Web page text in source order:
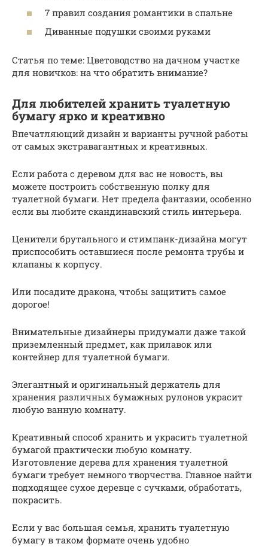
7 правил создания романтики в спальне
Диванные подушки своими руками
Статья по теме: Цветоводство на дачном участке
для новичков: на что обратить внимание?
Для любителей хранить туалетную
бумагу ярко и креативно
Впечатляющий дизайн и варианты ручной работы
от самых экстравагантных и креативных.
Если работа с деревом для вас не новость, вы
можете построить собственную полку для
туалетной бумаги. Нет предела фантазии, особенно
если вы любите скандинавский стиль интерьера.
Ценители брутального и стимпанк-дизайна могут
приспособить оставшиеся после ремонта трубы и
клапаны к корпусу.
Или посадите дракона, чтобы защитить самое
дорогое!
Внимательные дизайнеры придумали даже такой
приземленный предмет, как прилавок или
контейнер для туалетной бумаги.
Элегантный и оригинальный держатель для
хранения различных бумажных рулонов украсит
любую ванную комнату.
Креативный способ хранить и украсить туалетной
бумагой практически любую комнату.
Изготовление дерева для хранения туалетной
бумаги требует немного творчества. Главное найти
подходящее сухое деревце с сучками, обработать,
покрасить.
Если у вас большая семья, хранить туалетную
бумагу в таком формате очень удобно